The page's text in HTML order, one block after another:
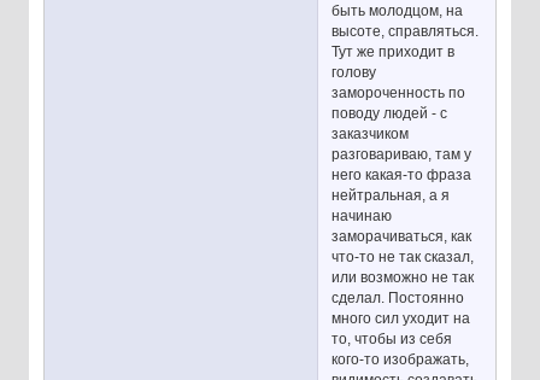
быть молодцом, на
высоте, справляться.
Тут же приходит в
голову
замороченность по
поводу людей - с
заказчиком
разговариваю, там у
него какая-то фраза
нейтральная, а я
начинаю
заморачиваться, как
что-то не так сказал,
или возможно не так
сделал. Постоянно
много сил уходит на
то, чтобы из себя
кого-то изображать,